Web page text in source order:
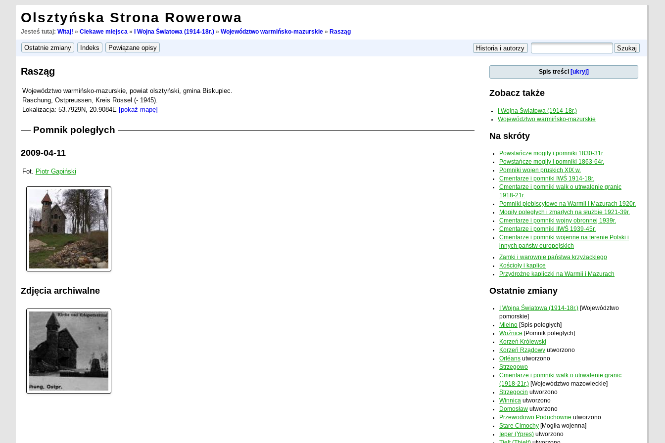
Olsztyńska Strona Rowerowa
Jesteś tutaj: Witaj! » Ciekawe miejsca » I Wojna Światowa (1914-18r.)» Województwo warmińsko-mazurskie» Rasząg
Rasząg
Województwo warmińsko-mazurskie, powiat olsztyński, gmina Biskupiec.
Raschung, Ostpreussen, Kreis Rössel (- 1945).
Lokalizacja: 53.7929N, 20.9084E [pokaż mapę]
Pomnik poległych
2009-04-11
Fot. Piotr Gapiński
Zdjęcia archiwalne
Spis treści [ukryj]
Zobacz także
I Wojna Światowa (1914-18r.)
Województwo warmińsko-mazurskie
Na skróty
Powstańcze mogiły i pomniki 1830-31r.
Powstańcze mogiły i pomniki 1863-64r.
Pomniki wojen pruskich XIX w.
Cmentarze i pomniki IWŚ 1914-18r.
Cmentarze i pomniki walk o utrwalenie granic
1918-21r.
Pomniki plebiscytowe na Warmii i Mazurach 1920r.
Mogiły poległych i zmarłych na służbie 1921-39r.
Cmentarze i pomniki wojny obronnej 1939r.
Cmentarze i pomniki IIWŚ 1939-45r.
Cmentarze i pomniki wojenne na terenie Polski i
innych państw europejskich
Zamki i warownie państwa krzyżackiego
Kościoły i kaplice
Przydrożne kapliczki na Warmii i Mazurach
Ostatnie zmiany
I Wojna Światowa (1914-18r.) [Województwo
pomorskie]
Mielno [Spis poległych]
Woźnice [Pomnik poległych]
Korzeń Królewski
Korzeń Rządowy utworzono
Orléans utworzono
Strzegowo
Cmentarze i pomniki walk o utrwalenie granic
(1918-21r.) [Województwo mazowieckie]
Strzegocin utworzono
Winnica utworzono
Domosław utworzono
Przewodowo Poduchowne utworzono
Stare Cimochy [Mogiła wojenna]
Ieper (Ypres) utworzono